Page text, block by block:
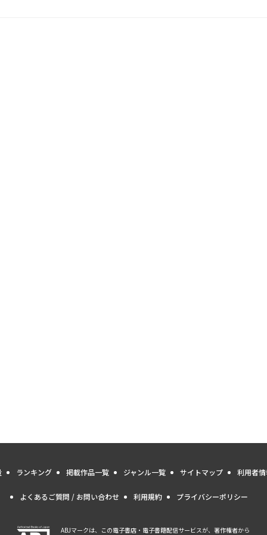
ランキング 掲載作品一覧 ジャンル一覧 サイトマップ 利用者
よくあるご質問 / お問い合わせ 利用規約 プライバシーポリシー
ABJマークは、この電子書店・電子書籍配信サービスが、著作権者から